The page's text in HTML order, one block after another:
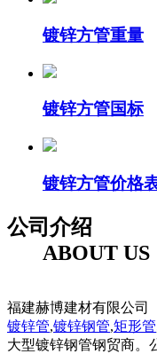
镀锌方管重量
镀锌方管国标
镀锌方管价格
公司介绍
ABOUT US
福建赫博建材有限公司
镀锌管,镀锌钢管,矩形管
大型镀锌钢管钢贸商。